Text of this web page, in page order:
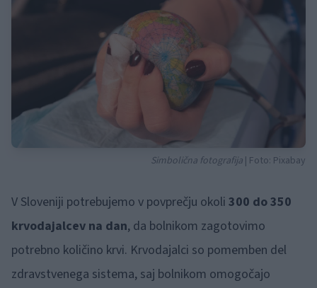
Simbolična fotografija | Foto: Pixabay
V Sloveniji potrebujemo v povprečju okoli 300 do 350
krvodajalcev na dan, da bolnikom zagotovimo
potrebno količino krvi. Krvodajalci so pomemben del
zdravstvenega sistema, saj bolnikom omogočajo